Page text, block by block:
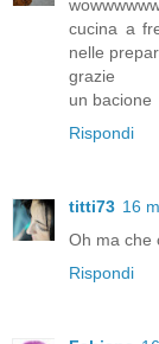
cucina a
nelle
grazie
un bacione
Rispondi
titti73 16
Oh ma che
Rispondi